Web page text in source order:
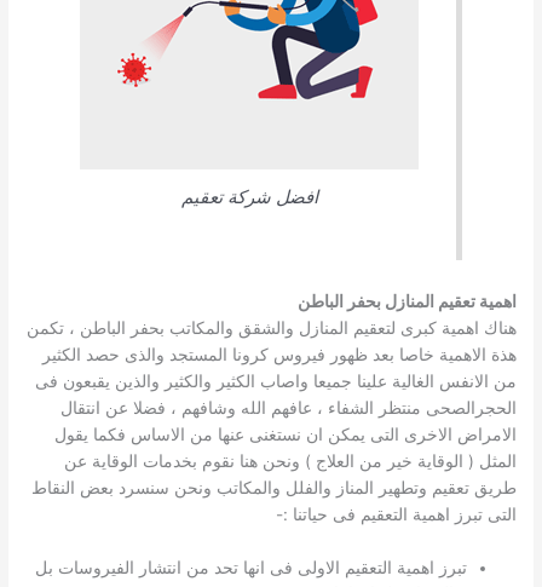
افضل شركة تعقيم
اهمية تعقيم المنازل بحفر الباطن
هناك اهمية كبرى لتعقيم المنازل والشقق والمكاتب بحفر الباطن ، تكمن
هذة الاهمية خاصا بعد ظهور فيروس كرونا المستجد والذى حصد الكثير
من الانفس الغالية علينا جميعا واصاب الكثير والكثير والذين يقبعون فى
الحجرالصحى منتظر الشفاء ، عافهم الله وشافهم ، فضلا عن انتقال
الامراض الاخرى التى يمكن ان نستغنى عنها من الاساس فكما يقول
المثل ( الوقاية خير من العلاج ) ونحن هنا نقوم بخدمات الوقاية عن
طريق تعقيم وتطهير المناز والفلل والمكاتب ونحن سنسرد بعض النقاط
التى تبرز اهمية التعقيم فى حياتنا :-
تبرز اهمية التعقيم الاولى فى انها تحد من انتشار الفيروسات بل